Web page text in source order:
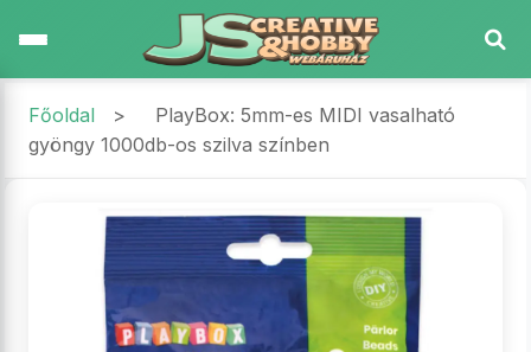
Főoldal >
PlayBox: 5mm-es MIDI vasalható
gyöngy 1000db-os szilva színben